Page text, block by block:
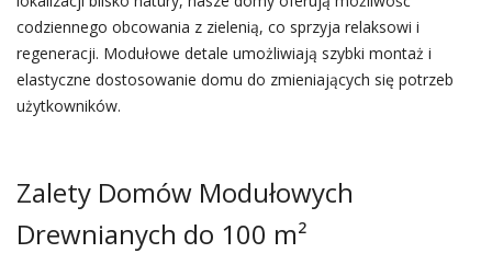
codziennego obcowania z zielenią, co sprzyja relaksowi i
regeneracji. Modułowe detale umożliwiają szybki montaż i
elastyczne dostosowanie domu do zmieniających się potrzeb
użytkowników.
Zalety Domów Modułowych
Drewnianych do 100 m²